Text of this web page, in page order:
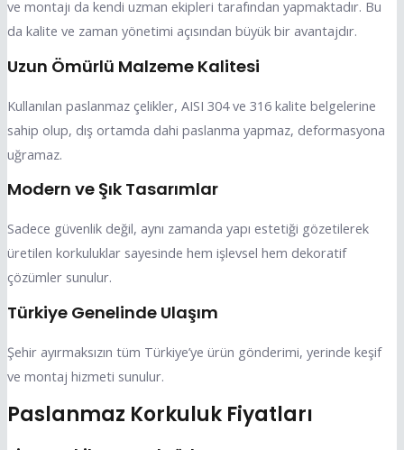
ve montajı da kendi uzman ekipleri tarafından yapmaktadır. Bu
da kalite ve zaman yönetimi açısından büyük bir avantajdır.
Uzun Ömürlü Malzeme Kalitesi
Kullanılan paslanmaz çelikler, AISI 304 ve 316 kalite belgelerine
sahip olup, dış ortamda dahi paslanma yapmaz, deformasyona
uğramaz.
Modern ve Şık Tasarımlar
Sadece güvenlik değil, aynı zamanda yapı estetiği gözetilerek
üretilen korkuluklar sayesinde hem işlevsel hem dekoratif
çözümler sunulur.
Türkiye Genelinde Ulaşım
Şehir ayırmaksızın tüm Türkiye’ye ürün gönderimi, yerinde keşif
ve montaj hizmeti sunulur.
Paslanmaz Korkuluk Fiyatları